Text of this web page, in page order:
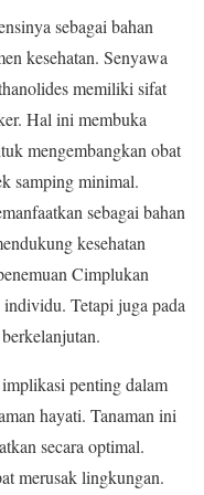
sebagai bahan
kesehatan. Senyawa
memiliki sifat
Hal ini membuka
mengembangkan obat
samping minimal.
sebagai bahan
kesehatan
Cimplukan
Tetapi juga pada
penting dalam
hayati. Tanaman ini
secara optimal.
merusak lingkungan.